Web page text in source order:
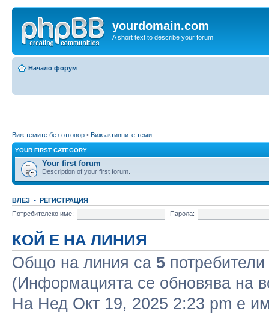
yourdomain.com
A short text to describe your forum
Начало форум
Виж темите без отговор • Виж активните теми
YOUR FIRST CATEGORY
Your first forum
Description of your first forum.
ВЛЕЗ • РЕГИСТРАЦИЯ
Потребителско име:
Парола:
КОЙ Е НА ЛИНИЯ
Общо на линия са 5
(Информацията се обновява на
На Нед Окт 19, 2025 2:23 pm е